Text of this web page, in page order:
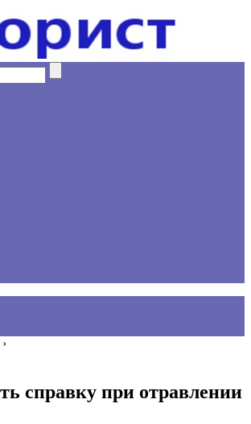
›
справку при отравлении